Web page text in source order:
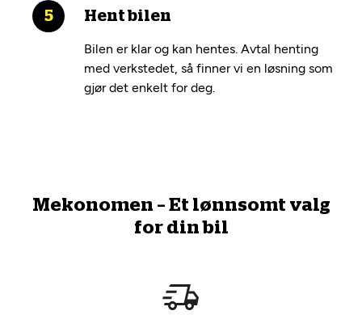
Hent bilen
Bilen er klar og kan hentes. Avtal henting
med verkstedet, så finner vi en løsning som
gjør det enkelt for deg.
Mekonomen – Et lønnsomt valg
for din bil